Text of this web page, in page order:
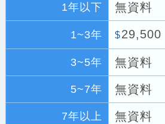
1年以下 無資料
1~3年 $29,500
3~5年 無資料
5~7年 無資料
7年以上 無資料